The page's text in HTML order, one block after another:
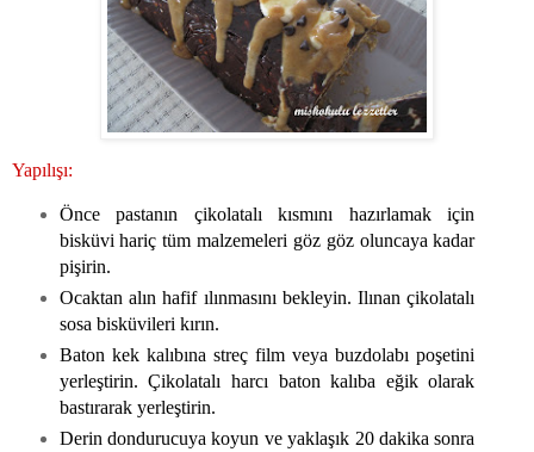
Yapılışı:
Önce pastanın çikolatalı kısmını hazırlamak için
bisküvi hariç tüm malzemeleri göz göz oluncaya kadar
pişirin.
Ocaktan alın hafif ılınmasını bekleyin. Ilınan çikolatalı
sosa bisküvileri kırın.
Baton kek kalıbına streç film veya buzdolabı poşetini
yerleştirin. Çikolatalı harcı baton kalıba eğik olarak
bastırarak yerleştirin.
Derin dondurucuya koyun ve yaklaşık 20 dakika sonra